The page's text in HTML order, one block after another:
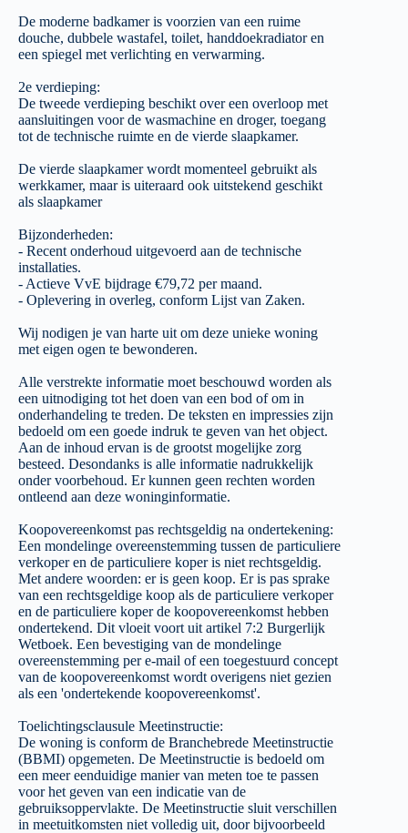
De moderne badkamer is voorzien van een ruime
douche, dubbele wastafel, toilet, handdoekradiator en
een spiegel met verlichting en verwarming.
2e verdieping:
De tweede verdieping beschikt over een overloop met
aansluitingen voor de wasmachine en droger, toegang
tot de technische ruimte en de vierde slaapkamer.
De vierde slaapkamer wordt momenteel gebruikt als
werkkamer, maar is uiteraard ook uitstekend geschikt
als slaapkamer
Bijzonderheden:
- Recent onderhoud uitgevoerd aan de technische
installaties.
- Actieve VvE bijdrage €79,72 per maand.
- Oplevering in overleg, conform Lijst van Zaken.
Wij nodigen je van harte uit om deze unieke woning
met eigen ogen te bewonderen.
Alle verstrekte informatie moet beschouwd worden als
een uitnodiging tot het doen van een bod of om in
onderhandeling te treden. De teksten en impressies zijn
bedoeld om een goede indruk te geven van het object.
Aan de inhoud ervan is de grootst mogelijke zorg
besteed. Desondanks is alle informatie nadrukkelijk
onder voorbehoud. Er kunnen geen rechten worden
ontleend aan deze woninginformatie.
Koopovereenkomst pas rechtsgeldig na ondertekening:
Een mondelinge overeenstemming tussen de particuliere
verkoper en de particuliere koper is niet rechtsgeldig.
Met andere woorden: er is geen koop. Er is pas sprake
van een rechtsgeldige koop als de particuliere verkoper
en de particuliere koper de koopovereenkomst hebben
ondertekend. Dit vloeit voort uit artikel 7:2 Burgerlijk
Wetboek. Een bevestiging van de mondelinge
overeenstemming per e-mail of een toegestuurd concept
van de koopovereenkomst wordt overigens niet gezien
als een 'ondertekende koopovereenkomst'.
Toelichtingsclausule Meetinstructie:
De woning is conform de Branchebrede Meetinstructie
(BBMI) opgemeten. De Meetinstructie is bedoeld om
een meer eenduidige manier van meten toe te passen
voor het geven van een indicatie van de
gebruiksoppervlakte. De Meetinstructie sluit verschillen
in meetuitkomsten niet volledig uit, door bijvoorbeeld